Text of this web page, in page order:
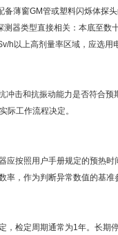
薄窗GM管或塑料闪烁体探
器类型直接相关：本底至数
h以上高剂量率区域，应选用
击和抗振动能力是否符合预
际工作流程决定。
应按照用户手册规定的预热时
率，作为判断异常数值的基准
检定周期通常为1年。长期